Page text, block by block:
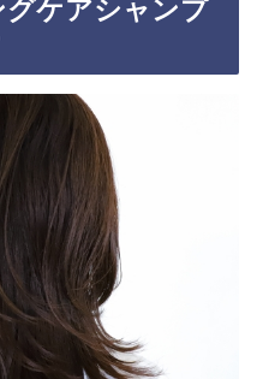
ケアシャンプ